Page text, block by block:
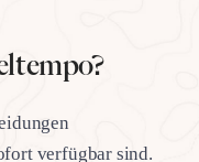
verfügbar sind.